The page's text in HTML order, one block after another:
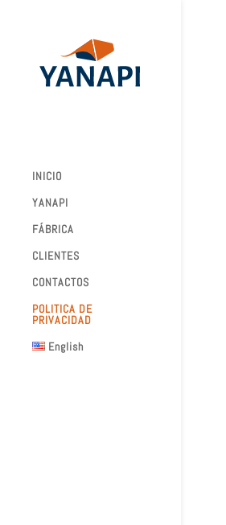
INICIO
YANAPI
FÁBRICA
CLIENTES
CONTACTOS
POLITICA DE
PRIVACIDAD
English